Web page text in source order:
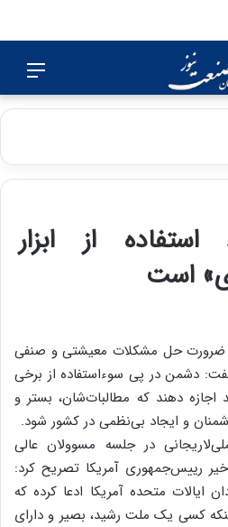
از ابزار
است
ضرورت حل مشکلات معیشتی و صنفی
دشمن در پی سوءاستفاده از برخی
اجازه دهند که مطالبات‌شان، بستر و
دشمنان و ایجاد بی‌نظمی در کشور شود.
در جلسه مسوولان عالی
رییس‌جمهوری آمریکا تصریح کرد:
ایالات متحده آمریکا ادعا کرده که
کسی یک ملت رشید، بصیر و دارای